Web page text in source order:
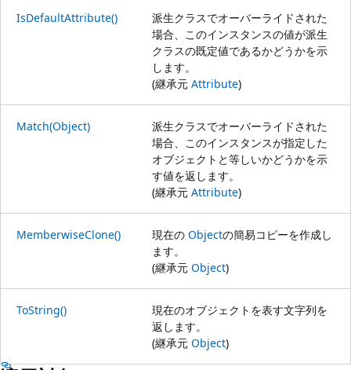
IsDefaultAttribute()
派生クラスでオーバーライドされた
場合、このインスタンスの値が派生
クラスの既定値であるかどうかを示
します。
(継承元 Attribute)
Match(Object)
派生クラスでオーバーライドされた
場合、このインスタンスが指定した
オブジェクトと等しいかどうかを示
す値を返します。
(継承元 Attribute)
MemberwiseClone() 現在の Objectの簡易コピーを作成し
ます。
(継承元 Object)
ToString()
現在のオブジェクトを表す文字列を
返します。
(継承元 Object)